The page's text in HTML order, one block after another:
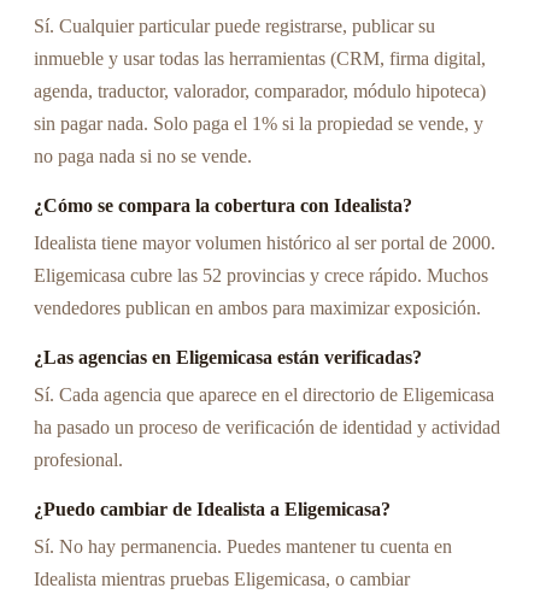
Sí. Cualquier particular puede registrarse, publicar su
inmueble y usar todas las herramientas (CRM, firma digital,
agenda, traductor, valorador, comparador, módulo hipoteca)
sin pagar nada. Solo paga el 1% si la propiedad se vende, y
no paga nada si no se vende.
¿Cómo se compara la cobertura con Idealista?
Idealista tiene mayor volumen histórico al ser portal de 2000.
Eligemicasa cubre las 52 provincias y crece rápido. Muchos
vendedores publican en ambos para maximizar exposición.
¿Las agencias en Eligemicasa están verificadas?
Sí. Cada agencia que aparece en el directorio de Eligemicasa
ha pasado un proceso de verificación de identidad y actividad
profesional.
¿Puedo cambiar de Idealista a Eligemicasa?
Sí. No hay permanencia. Puedes mantener tu cuenta en
Idealista mientras pruebas Eligemicasa, o cambiar